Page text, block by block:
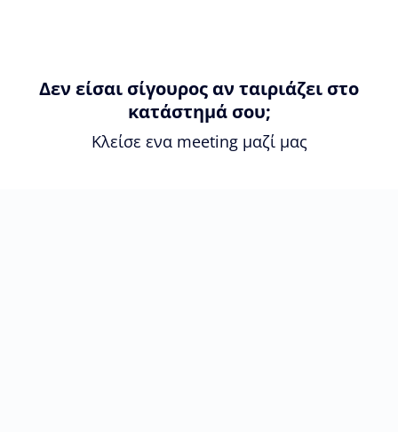
Δεν είσαι σίγουρος αν ταιριάζει στο
κατάστημά σου;
Κλείσε ενα meeting μαζί μας